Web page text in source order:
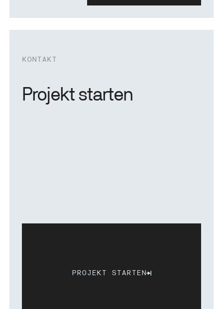
KONTAKT
Projekt starten
PROJEKT STARTEN